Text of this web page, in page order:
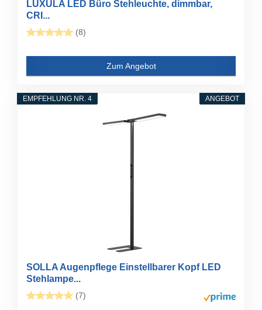
LUXULA LED Büro Stehleuchte, dimmbar,
CRI...
(8)
Zum Angebot
ANGEBOT
EMPFEHLUNG NR. 4
SOLLA Augenpflege Einstellbarer Kopf LED
Stehlampe...
(7)